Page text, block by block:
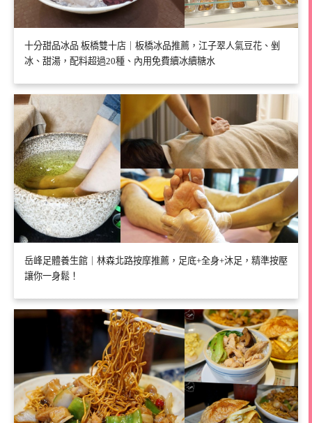
十分甜品冰品 板橋雙十店｜板橋冰品推薦，江子翠人氣豆花、剉
冰、甜湯，配料超過20種、內用免費續冰續糖水
岳峰足體養生館｜林森北路按摩推薦，足底+全身+沐足，精準按壓
讓你一身鬆！